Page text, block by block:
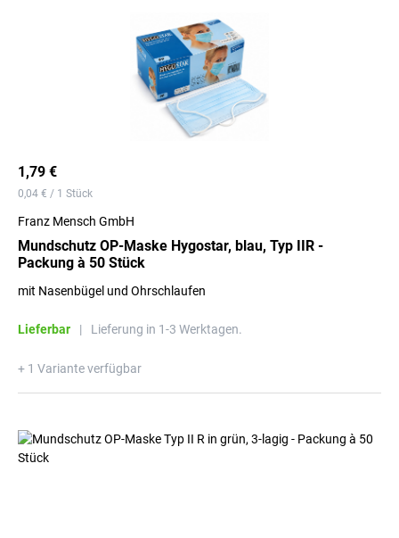
1,79 €
0,04 € / 1 Stück
Franz Mensch GmbH
Mundschutz OP-Maske Hygostar, blau, Typ IIR -
Packung à 50 Stück
mit Nasenbügel und Ohrschlaufen
Lieferbar | Lieferung in 1-3 Werktagen.
+ 1 Variante verfügbar